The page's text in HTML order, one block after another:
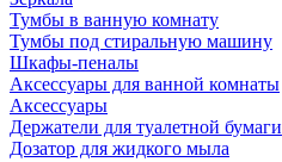
Тумбы в ванную комнату
Тумбы под стиральную машину
Шкафы-пеналы
Аксессуары для ванной комнаты
Аксессуары
Держатели для туалетной бумаги
Дозатор для жидкого мыла